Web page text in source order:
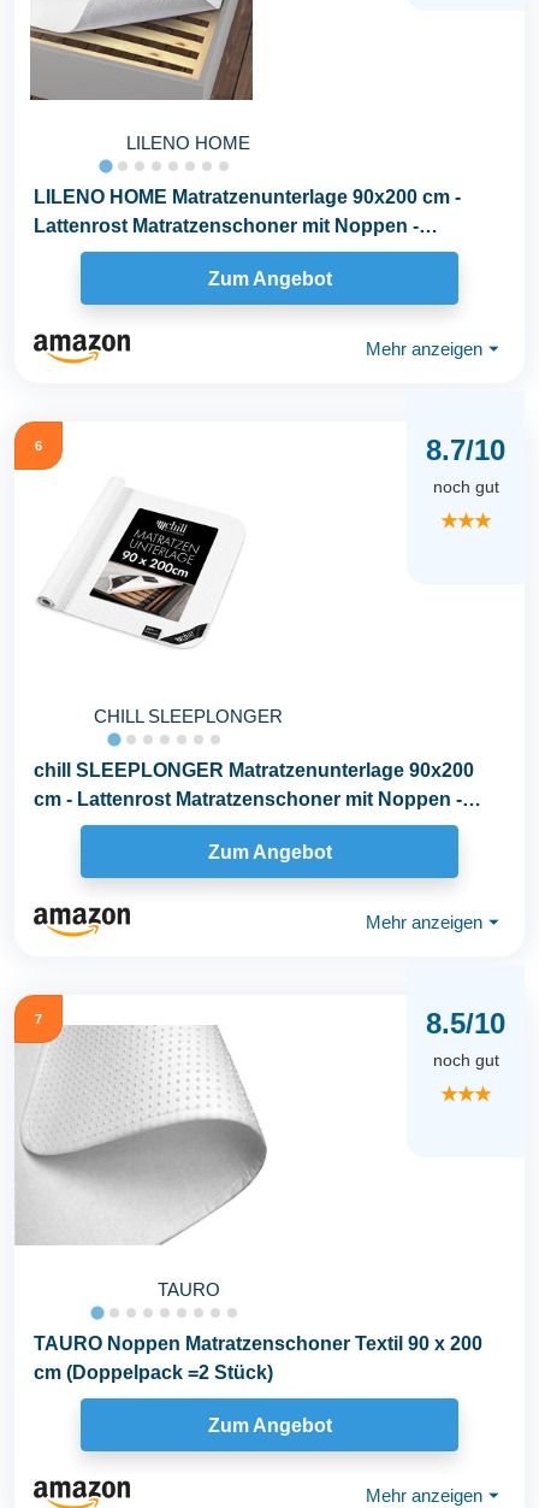
LILENO HOME
LILENO HOME Matratzenunterlage 90x200 cm -
Lattenrost Matratzenschoner mit Noppen -
Noppen...
Zum Angebot
Mehr anzeigen ⏷
6
CHILL SLEEPLONGER
8.7/10
noch gut
★★★
chill SLEEPLONGER Matratzenunterlage 90x200
cm - Lattenrost Matratzenschoner mit Noppen -
Antirutsch...
Zum Angebot
Mehr anzeigen ⏷
7
TAURO
8.5/10
noch gut
★★★
TAURO Noppen Matratzenschoner Textil 90 x 200
cm (Doppelpack =2 Stück)
Zum Angebot
Mehr anzeigen ⏷